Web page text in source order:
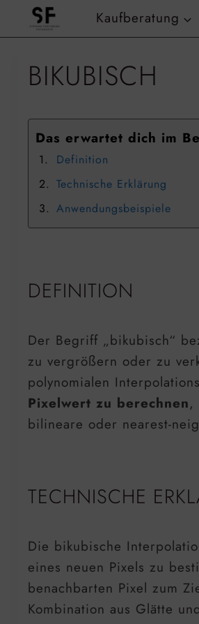
Kaufberatung
BIKUBISCH
Das erwartet dich im
Definition
Technische Erklärung
Anwendungsbeispiele
DEFINITION
Der Begriff „bikubisch“
zu vergrößern oder zu
polynomialen
Pixelwert zu berechnen,
bilineare oder nearest-
TECHNISCHE
Die bikubische
eines neuen Pixels zu
benachbarten Pixel zum
Kombination aus Glätte